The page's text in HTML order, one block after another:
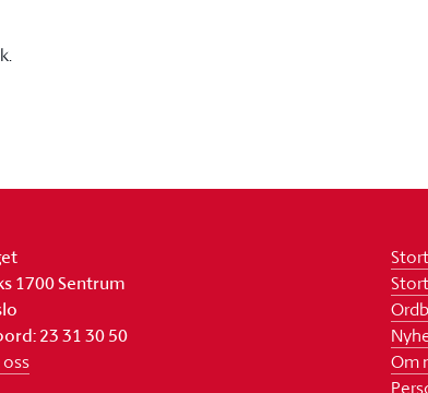
1700 Sentrum
23 31 30 50
Om